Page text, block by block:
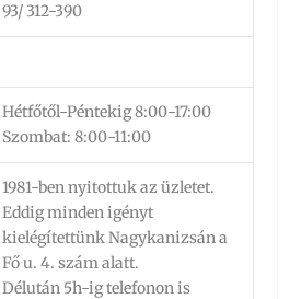
93/ 312-390
Hétfőtől-Péntekig 8:00-17:00
Szombat: 8:00-11:00
1981-ben nyitottuk az üzletet.
Eddig minden igényt
kielégítettünk Nagykanizsán a
Fő u. 4. szám alatt.
Délután 5h-ig telefonon is